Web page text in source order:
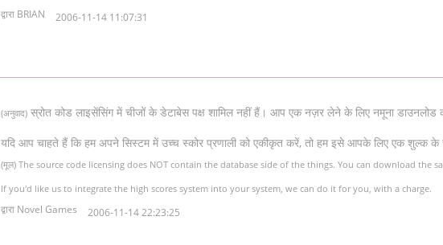
द्वारा BRIAN 2006-11-14 11:07:31
(अनुवाद) स्रोत कोड लाइसेंसिंग में चीजों के डेटाबेस पक्ष शामिल नहीं हैं। आप एक नज़र लेने के लिए नमूना डाउनलोड
यदि आप चाहते हैं कि हम अपने सिस्टम में उच्च स्कोर प्रणाली को एकीकृत करें, तो हम इसे आपके लिए एक शुल्क
(मूल) The source code licensing does NOT contain the database side of the things. You can download the
If you'd like us to integrate the high scores system into your system, we can do it for you, with a charge.
द्वारा Novel Games 2006-11-14 22:23:25